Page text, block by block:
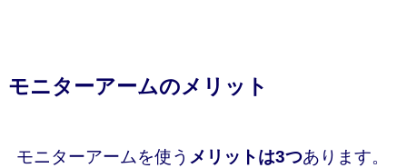
モニターアームのメリット
モニターアームを使う メリットは3つあります。